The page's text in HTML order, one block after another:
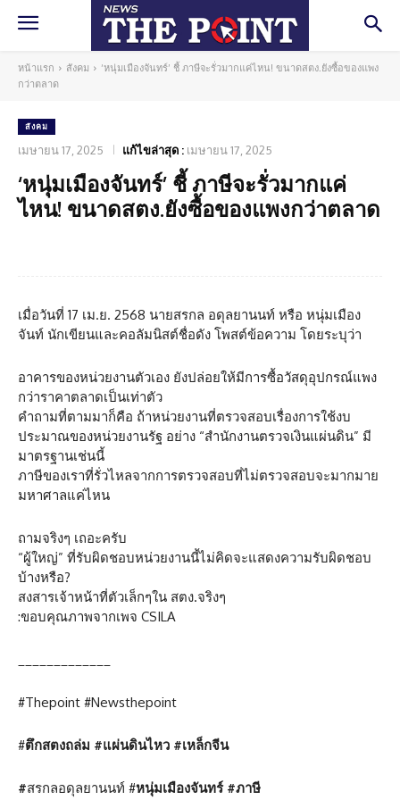
หน้าแรก สังคม
‘หนุ่มเมืองจันทร์’ ชี้ ภาษีจะรั่วมากแค่ไหน! ขนาดสตง.ยังซื้อของแพง
กว่าตลาด
สังคม
เมษายน 17, 2025 แก้ไขล่าสุด : เมษายน 17, 2025
‘หนุ่มเมืองจันทร์’ ชี้ ภาษีจะรั่วมากแค่
ไหน! ขนาดสตง.ยังซื้อของแพงกว่าตลาด
เมื่อวันที่ 17 เม.ย. 2568 นายสรกล อดุลยานนท์ หรือ หนุ่มเมือง
จันท์ นักเขียนและคอลัมนิสต์ชื่อดัง โพสต์ข้อความ โดยระบุว่า
อาคารของหน่วยงานตัวเอง ยังปล่อยให้มีการซื้อวัสดุอุปกรณ์แพง
กว่าราคาตลาดเป็นเท่าตัว
คำถามที่ตามมาก็คือ ถ้าหน่วยงานที่ตรวจสอบเรื่องการใช้งบ
ประมาณของหน่วยงานรัฐ อย่าง “สำนักงานตรวจเงินแผ่นดิน” มี
มาตรฐานเช่นนี้
ภาษีของเราที่รั่วไหลจากการตรวจสอบที่ไม่ตรวจสอบจะมากมาย
มหาศาลแค่ไหน
ถามจริงๆ เถอะครับ
“ผู้ใหญ่” ที่รับผิดชอบหน่วยงานนี้ไม่คิดจะแสดงความรับผิดชอบ
บ้างหรือ?
สงสารเจ้าหน้าที่ตัวเล็กๆใน สตง.จริงๆ
:ขอบคุณภาพจากเพจ CSILA
#Thepoint #Newsthepoint
#ตึกสตงถล่ม #แผ่นดินไหว #เหล็กจีน
#สรกลอดุลยานนท์ #หนุ่มเมืองจันทร์ #ภาษี